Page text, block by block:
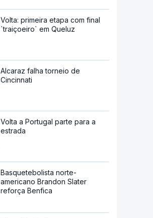
Volta: primeira etapa com final
`traiçoeiro` em Queluz
Alcaraz falha torneio de
Cincinnati
Volta a Portugal parte para a
estrada
Basquetebolista norte-
americano Brandon Slater
reforça Benfica